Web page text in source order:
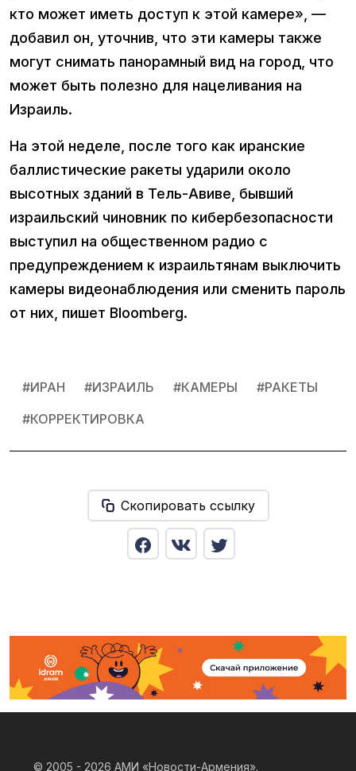
кто может иметь доступ к этой камере», —
добавил он, уточнив, что эти камеры также
могут снимать панорамный вид на город, что
может быть полезно для нацеливания на
Израиль.
На этой неделе, после того как иранские
баллистические ракеты ударили около
высотных зданий в Тель-Авиве, бывший
израильский чиновник по кибербезопасности
выступил на общественном радио с
предупреждением к израильтянам выключить
камеры видеонаблюдения или сменить пароль
от них, пишет Bloomberg.
#ИРАН #ИЗРАИЛЬ #КАМЕРЫ #РАКЕТЫ
#КОРРЕКТИРОВКА
Скопировать ссылку
© 2005 - 2026 АМИ «Новости-Армения».